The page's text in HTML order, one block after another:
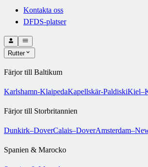
Kontakta oss
DFDS-platser
Rutter
Färjor till Baltikum
Karlshamn-KlaipedaKapellskär-Paldiski
Färjor till Storbritannien
Dunkirk–DoverCalais–Dover
Spanien & Marocko